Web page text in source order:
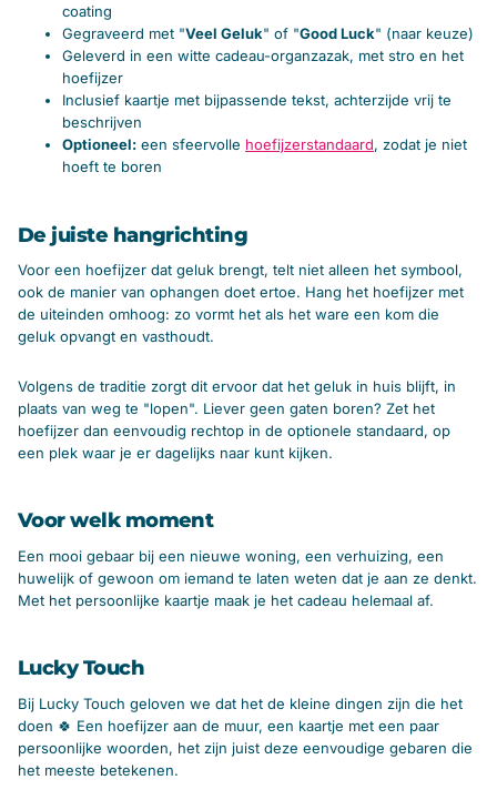
coating
Gegraveerd met "Veel Geluk" of "Good Luck" (naar keuze)
Geleverd in een witte cadeau-organzazak, met stro en het
hoefijzer
Inclusief kaartje met bijpassende tekst, achterzijde vrij te
beschrijven
Optioneel: een sfeervolle hoefijzerstandaard, zodat je niet
hoeft te boren
De juiste hangrichting
Voor een hoefijzer dat geluk brengt, telt niet alleen het symbool,
ook de manier van ophangen doet ertoe. Hang het hoefijzer met
de uiteinden omhoog: zo vormt het als het ware een kom die
geluk opvangt en vasthoudt.
Volgens de traditie zorgt dit ervoor dat het geluk in huis blijft, in
plaats van weg te "lopen". Liever geen gaten boren? Zet het
hoefijzer dan eenvoudig rechtop in de optionele standaard, op
een plek waar je er dagelijks naar kunt kijken.
Voor welk moment
Een mooi gebaar bij een nieuwe woning, een verhuizing, een
huwelijk of gewoon om iemand te laten weten dat je aan ze denkt.
Met het persoonlijke kaartje maak je het cadeau helemaal af.
Lucky Touch
Bij Lucky Touch geloven we dat het de kleine dingen zijn die het
doen 🍀 Een hoefijzer aan de muur, een kaartje met een paar
persoonlijke woorden, het zijn juist deze eenvoudige gebaren die
het meeste betekenen.